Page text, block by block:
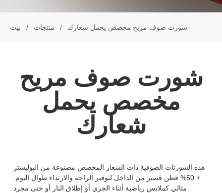
بيت / منتجات / شورت صوف مريح مخصص يحمل شعارك
شورت صوف مريح
مخصص يحمل
شعارك
هذه الشورتات الصوفية ذات الشعار المخصص مصنوعة من البوليستر
+ 50% قطن قصير من الداخل لتوفير الراحة والارتداء طوال اليوم.
مثالي كملابس رياضية أثناء الجري أو إطلاق النار أو حتى مجرد